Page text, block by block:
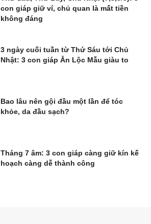
con giáp giữ ví, chủ quan là mất tiền
không đáng
3 ngày cuối tuần từ Thứ Sáu tới Chủ
Nhật: 3 con giáp Ăn Lộc Mẫu giàu to
Bao lâu nên gội đầu một lần để tóc
khỏe, da đầu sạch?
Tháng 7 âm: 3 con giáp càng giữ kín kế
hoạch càng dễ thành công